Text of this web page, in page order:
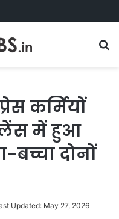
कर्मियों
में हुआ
बच्चा दोनों
Updated: May 27, 2026